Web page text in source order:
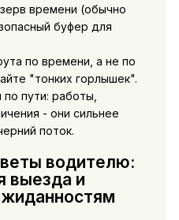
времени (обычно
буфер для
по времени, а не по
"тонких горлышек".
пути: работы,
- они сильнее
поток.
водителю:
выезда и